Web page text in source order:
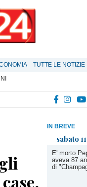
TUTTE LE NOTIZIE
IN BREVE
sabato
E' morto
aveva 87
di